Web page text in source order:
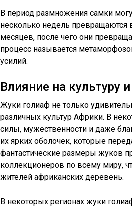
В период размножения самки
несколько недель превращаются
месяцев, после чего они
процесс называется
усилий.
Влияние на культуру
Жуки голиаф не только
различных культур Африки. В
силы, мужественности и даже
их ярких оболочек, которые
фантастические размеры жуков
коллекционеров по всему миру,
жителей африканских деревень.
В некоторых регионах жуки